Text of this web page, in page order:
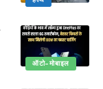
ऑटो-मोबाइल